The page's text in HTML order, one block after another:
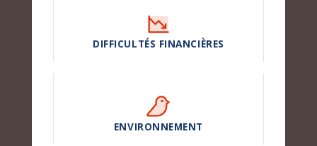
DIFFICULTÉS FINANCIÈRES
ENVIRONNEMENT